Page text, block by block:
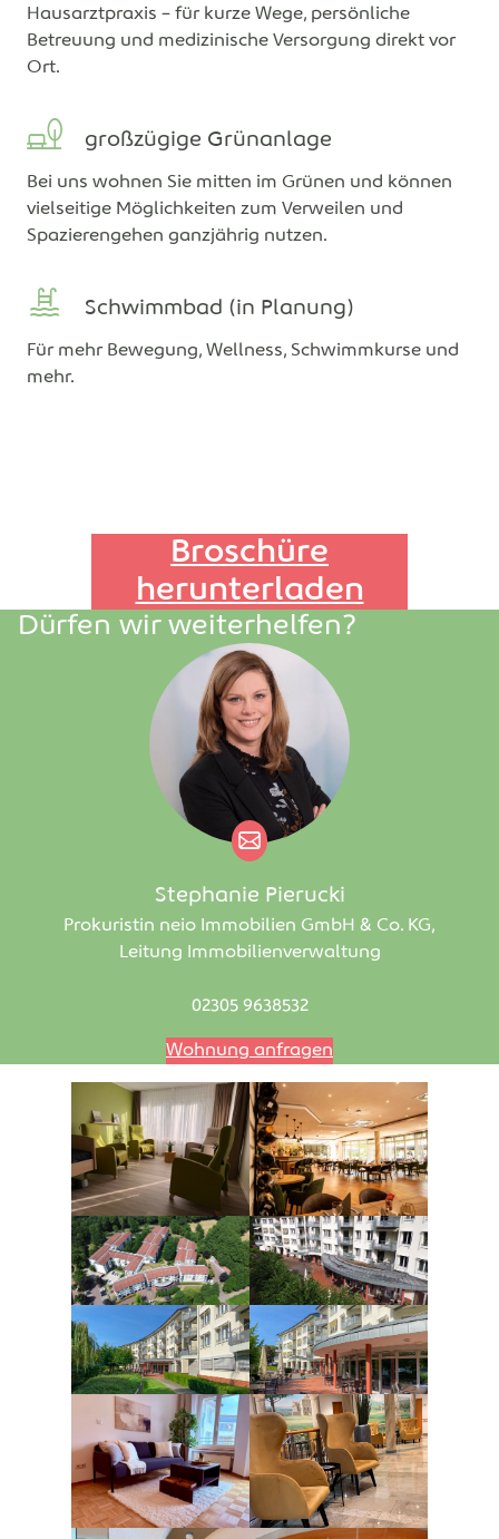
Hausarztpraxis – für kurze Wege, persönliche
Betreuung und medizinische Versorgung direkt vor
Ort.
großzügige Grünanlage
Bei uns wohnen Sie mitten im Grünen und können
vielseitige Möglichkeiten zum Verweilen und
Spazierengehen ganzjährig nutzen.
Schwimmbad (in Planung)
Für mehr Bewegung, Wellness, Schwimmkurse und
mehr.
Broschüre
herunterladen
Dürfen wir weiterhelfen?
Stephanie Pierucki
Prokuristin neio Immobilien GmbH & Co. KG,
Leitung Immobilienverwaltung
02305 9638532
Wohnung anfragen